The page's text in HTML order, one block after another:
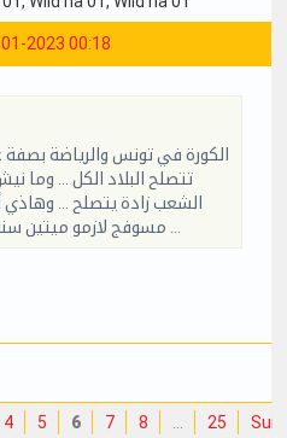
2023 00:18
الكورة في تونس والرياضة
تتصلح البلاد الكل ... وما
الشعب زادة يتصلح ...
4 5 6 7 8 … 25